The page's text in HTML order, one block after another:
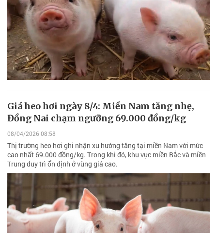
Giá heo hơi ngày 8/4: Miền Nam tăng nhẹ,
Đồng Nai chạm ngưỡng 69.000 đồng/kg
08/04/2026 08:58
Thị trường heo hơi ghi nhận xu hướng tăng tại miền Nam với mức
cao nhất 69.000 đồng/kg. Trong khi đó, khu vực miền Bắc và miền
Trung duy trì ổn định ở vùng giá cao.